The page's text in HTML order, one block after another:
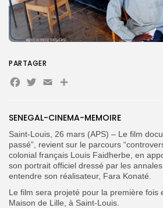
Search
for:
FR
SENEGAL-CINEMA-MEMOIRE
Saint-Louis, 26 mars (APS) – Le film
passé”, revient sur le parcours
colonial français Louis Faidherbe, en
son portrait officiel dressé par les
entendre son réalisateur, Fara Konaté.
Le film sera projeté pour la première fois
Maison de Lille, à Saint-Louis.
PARTAGER
Facebook
Twitter
EmailPartager